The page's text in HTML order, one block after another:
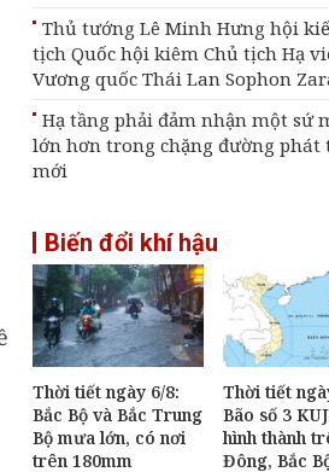
An Giang dự hội
ngoại giao, thúc
tư duy "kiến tạo"
vụ phát triển
Thủ tướng Lê Minh Hưng hội
tịch Quốc hội kiêm Chủ tịch Hạ
Vương quốc Thái Lan Sophon
Hạ tầng phải đảm nhận một sứ
lớn hơn trong chặng đường phát
mới
Biến đổi khí hậu
Thời tiết ngày 6/8:
Bắc Bộ và Bắc Trung
Bộ mưa lớn, có nơi
trên 180mm
Thời tiết
Bão số 3
hình thành
Đông, Bắc